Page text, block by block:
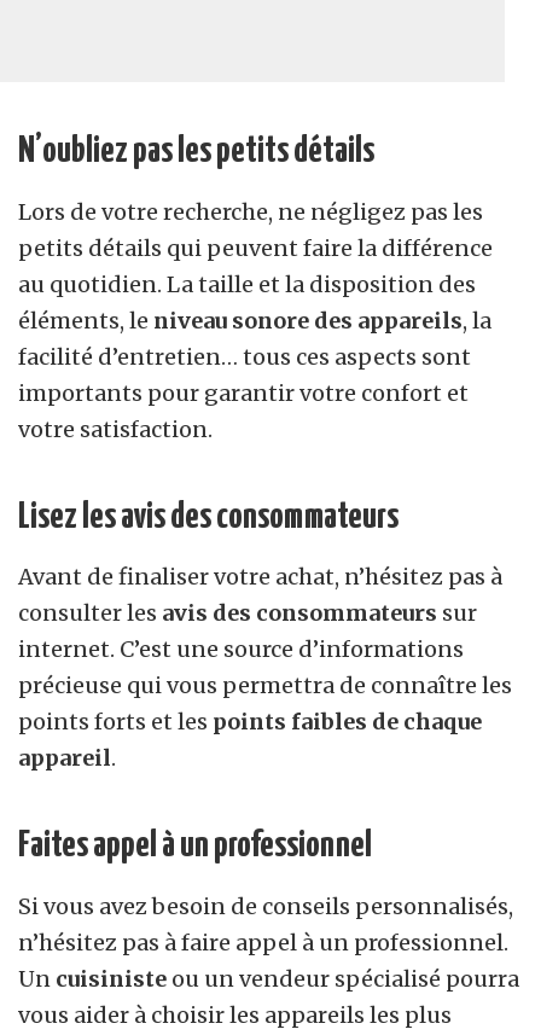
N’oubliez pas les petits détails
Lors de votre recherche, ne négligez pas les
petits détails qui peuvent faire la différence
au quotidien. La taille et la disposition des
éléments, le niveau sonore des appareils, la
facilité d’entretien… tous ces aspects sont
importants pour garantir votre confort et
votre satisfaction.
Lisez les avis des consommateurs
Avant de finaliser votre achat, n’hésitez pas à
consulter les avis des consommateurs sur
internet. C’est une source d’informations
précieuse qui vous permettra de connaître les
points forts et les points faibles de chaque
appareil.
Faites appel à un professionnel
Si vous avez besoin de conseils personnalisés,
n’hésitez pas à faire appel à un professionnel.
Un cuisiniste ou un vendeur spécialisé pourra
vous aider à choisir les appareils les plus